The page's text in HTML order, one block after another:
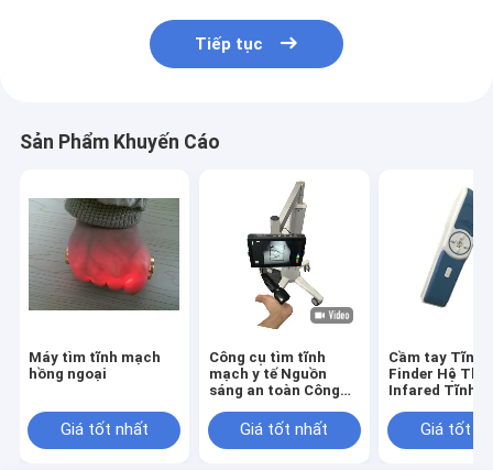
Tiếp tục
Sản Phẩm Khuyến Cáo
Máy tìm tĩnh mạch
hồng ngoại
Giá tốt nhất
Công cụ tìm tĩnh
mạch y tế Nguồn
sáng an toàn Công
hồng ngoại Không có
tia laser không có
Giá tốt nhất
Cầm tay Tĩnh
Finder Hệ
Infared Tĩnh
Với Độ Phân
720 * 480
Giá tốt